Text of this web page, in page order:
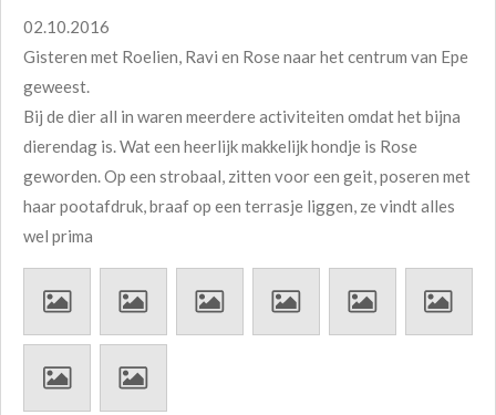
02.10.2016
Gisteren met Roelien, Ravi en Rose naar het centrum van Epe
geweest.
Bij de dier all in waren meerdere activiteiten omdat het bijna
dierendag is. Wat een heerlijk makkelijk hondje is Rose
geworden. Op een strobaal, zitten voor een geit, poseren met
haar pootafdruk, braaf op een terrasje liggen, ze vindt alles
wel prima